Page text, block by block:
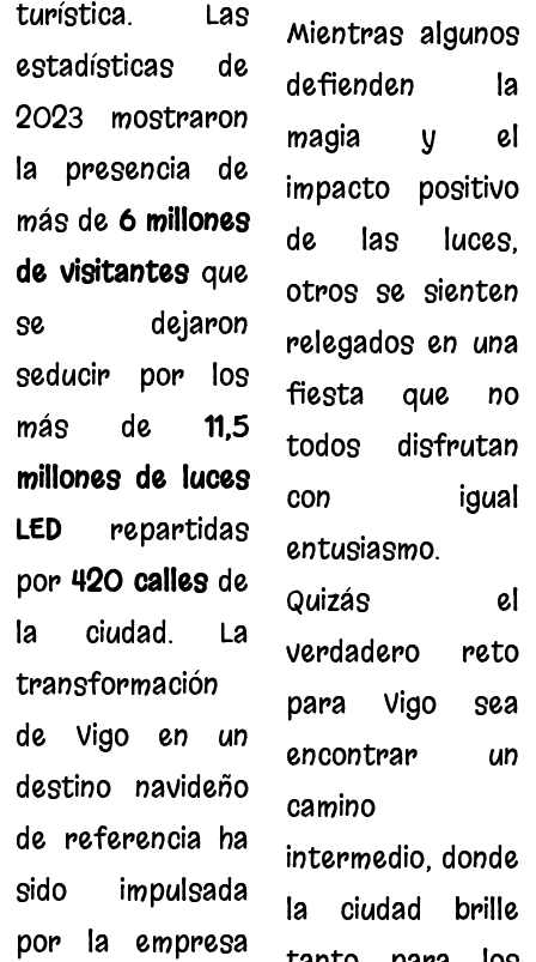
turística. Las
estadísticas de
2023 mostraron
la presencia de
más de6 millones
de visitantesque
se dejaron
seducir por los
más de11,5
millones de luces
LEDrepartidas
por 420 callesde
la ciudad. La
transformación
de Vigo en un
destino navideño
de referencia ha
sido impulsada
por la empresa
Mientras algunos
defienden la
magia y el
impacto positivo
de las luces,
otros se sienten
relegados en una
fiesta que no
todos disfrutan
con igual
entusiasmo.
Quizás el
verdadero reto
para Vigo sea
encontrar un
camino
intermedio, donde
la ciudad brille